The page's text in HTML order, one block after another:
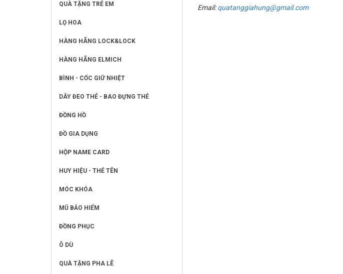
Email: quatanggiahung@gmail.com
QUÀ TẶNG TRẺ EM
LỌ HOA
HÀNG HÃNG LOCK&LOCK
HÀNG HÃNG ELMICH
BÌNH - CỐC GIỮ NHIỆT
DÂY ĐEO THẺ - BAO ĐỰNG THẺ
ĐỒNG HỒ
ĐỒ GIA DỤNG
HỘP NAME CARD
HUY HIỆU - THẺ TÊN
MÓC KHÓA
MŨ BẢO HIỂM
ĐỒNG PHỤC
Ô DÙ
QUÀ TẶNG PHA LÊ